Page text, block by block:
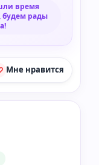
время
будем рады
Мне нравится